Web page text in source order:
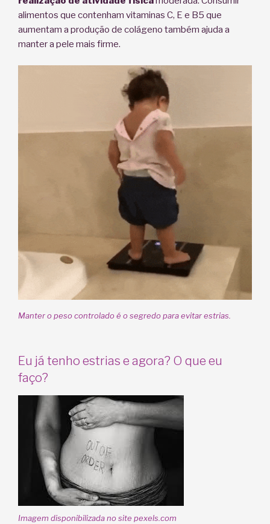
alimentos que contenham vitaminas C, E e B5 que
aumentam a produção de colágeno também ajuda a
manter a pele mais firme.
Manter o peso controlado é o segredo para evitar estrias.
Eu já tenho estrias e agora? O que eu
faço?
Imagem disponibilizada no site pexels.com